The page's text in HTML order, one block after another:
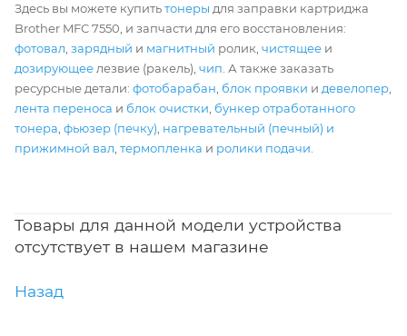
Здесь вы можете купитьтонеры для заправки картриджа
Brother MFC 7550, и запчасти для его восстановления:
фотовал зарядный и магнитный ролик, чистящее и
дозирующее лезвие (ракель), чип . А также заказать
ресурсные детали: фотобарабан блок проявки и девелопер
лента переноса и блок очистки бункер отработанного
тонера фьюзер (печку) нагревательный (печный) и
прижимной вал термопленка и ролики подачи
Товары для данной модели устройства
отсутствует в нашем магазине
Назад